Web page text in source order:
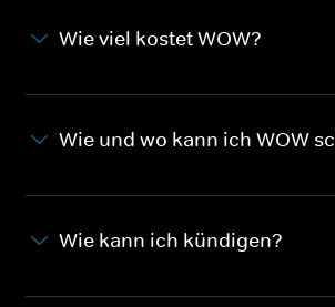
Wie viel kostet WOW?
Wie und wo kann ich WOW
Wie kann ich kündigen?